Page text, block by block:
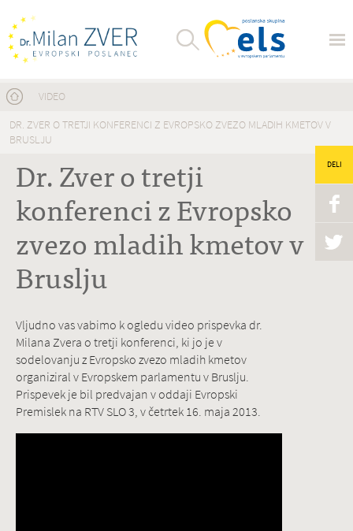
Nahajate se tukaj
VIDEO
DR. ZVER O TRETJI KONFERENCI Z EVROPSKO ZVEZO MLADIH KMETOV V
BRUSLJU
Dr. Zver o tretji
konferenci z Evropsko
zvezo mladih kmetov v
Bruslju
DELI
Vljudno vas vabimo k ogledu video prispevka dr.
Milana Zvera o tretji konferenci, ki jo je v
sodelovanju z Evropsko zvezo mladih kmetov
organiziral v Evropskem parlamentu v Bruslju.
Prispevek je bil predvajan v oddaji Evropski
Premislek na RTV SLO 3, v četrtek 16. maja 2013.